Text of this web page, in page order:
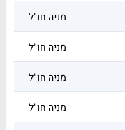
מניה חו"ל
מניה חו"ל
מניה חו"ל
מניה חו"ל